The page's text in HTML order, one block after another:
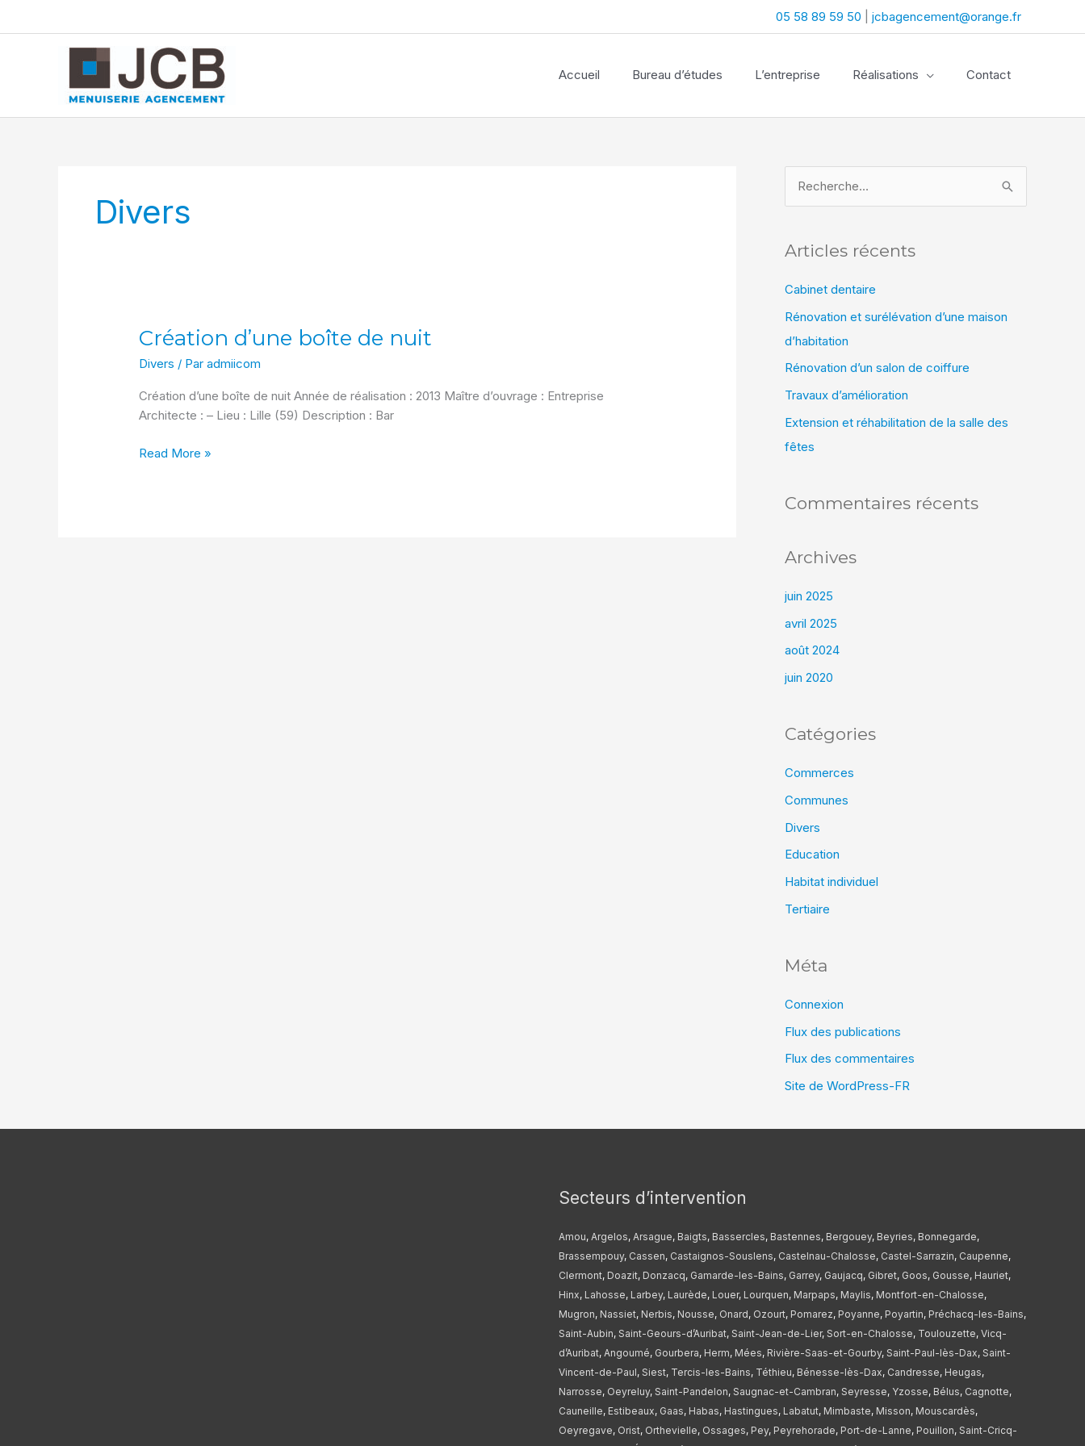
05 58 89 59 50 jcbagencement@orange.fr
Accueil Bureau d’études L’entreprise Réalisations Contact
Divers
Création d’une boîte de nuit
Divers / Paradmiicom
Création d’une boîte de nuit Année de réalisation : 2013 Maître d’ouvrage : Entreprise
Architecte : – Lieu : Lille (59) Description : Bar
Création
boîte
de
nuit
Read More »
h
e
r
c
:
Articles récents
Cabinet dentaire
Rénovation et surélévation d’une maison
d’habitation
Rénovation d’un salon de coiffure
Travaux d’amélioration
Extension et réhabilitation de la salle des
fêtes
Commentaires récents
Archives
juin 2025
avril 2025
août 2024
juin 2020
Catégories
Commerces
Communes
Divers
Education
Habitat individuel
Tertiaire
Méta
Connexion
Flux des publications
Flux des commentaires
Site de WordPress-FR
Secteurs d’intervention
Amou, Argelos, Arsague, Baigts, Bassercles, Bastennes, Bergouey, Beyries, Bonnegarde,
Brassempouy, Cassen, Castaignos-Souslens, Castelnau-Chalosse, Castel-Sarrazin, Caupenne,
Clermont, Doazit, Donzacq, Gamarde-les-Bains, Garrey, Gaujacq, Gibret, Goos, Gousse, Hauriet,
Hinx, Lahosse, Larbey, Laurède, Louer, Lourquen, Marpaps, Maylis, Montfort-en-Chalosse,
Mugron, Nassiet, Nerbis, Nousse, Onard, Ozourt, Pomarez, Poyanne, Poyartin, Préchacq-les-Bains,
Saint-Aubin, Saint-Geours-d’Auribat, Saint-Jean-de-Lier, Sort-en-Chalosse, Toulouzette, Vicq-
d’Auribat, Angoumé, Gourbera, Herm, Mées, Rivière-Saas-et-Gourby, Saint-Paul-lès-Dax, Saint-
Vincent-de-Paul, Siest, Tercis-les-Bains, Téthieu, Bénesse-lès-Dax, Candresse, Heugas,
Narrosse, Oeyreluy, Saint-Pandelon, Saugnac-et-Cambran, Seyresse, Yzosse, Bélus, Cagnotte,
Cauneille, Estibeaux, Gaas, Habas, Hastingues, Labatut, Mimbaste, Misson, Mouscardès,
Oeyregave, Orist, Orthevielle, Ossages, Pey, Peyrehorade, Port-de-Lanne, Pouillon, Saint-Cricq-